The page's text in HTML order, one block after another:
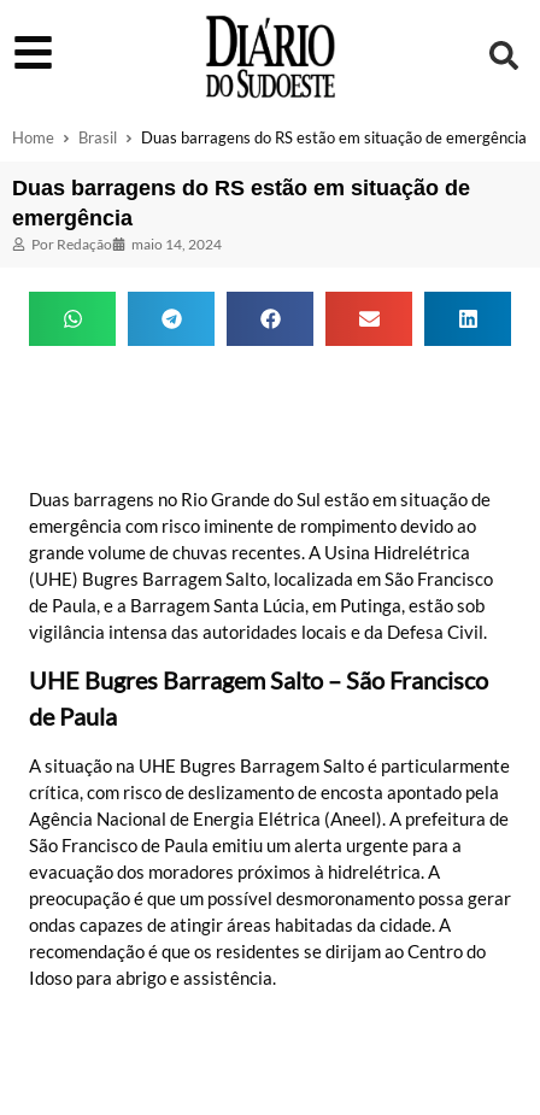
Home Brasil Duas barragens do RS estão em situação de emergência
Duas barragens do RS estão em situação de
emergência
Por Redação maio 14, 2024
Duas barragens no Rio Grande do Sul estão em situação de
emergência com risco iminente de rompimento devido ao
grande volume de chuvas recentes. A Usina Hidrelétrica
(UHE) Bugres Barragem Salto, localizada em São Francisco
de Paula, e a Barragem Santa Lúcia, em Putinga, estão sob
vigilância intensa das autoridades locais e da Defesa Civil.
UHE Bugres Barragem Salto – São Francisco
de Paula
A situação na UHE Bugres Barragem Salto é particularmente
crítica, com risco de deslizamento de encosta apontado pela
Agência Nacional de Energia Elétrica (Aneel). A prefeitura de
São Francisco de Paula emitiu um alerta urgente para a
evacuação dos moradores próximos à hidrelétrica. A
preocupação é que um possível desmoronamento possa gerar
ondas capazes de atingir áreas habitadas da cidade. A
recomendação é que os residentes se dirijam ao Centro do
Idoso para abrigo e assistência.